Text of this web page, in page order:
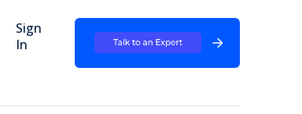
Sign
In